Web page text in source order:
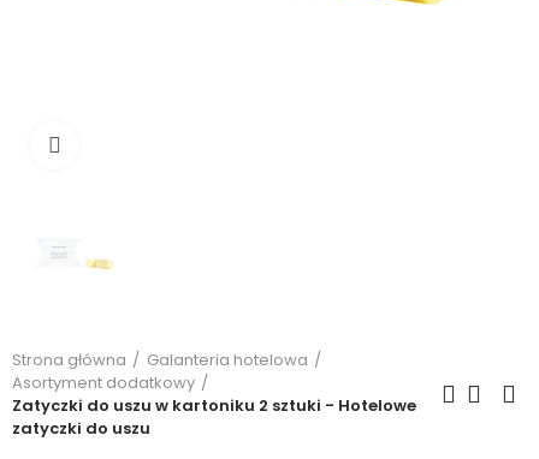
Strona główna
Galanteria hotelowa
Asortyment dodatkowy
Zatyczki do uszu w kartoniku 2 sztuki - Hotelowe
zatyczki do uszu